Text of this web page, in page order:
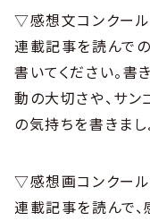
▽感想文コンクール
連載記事を読んで
書いてください。書
動の大切さや、サ
の気持ちを書きまし
▽感想画コンクール
連載記事を読んで、